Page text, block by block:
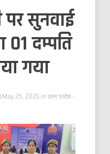
पर सुनवाई
01 दम्पति
गया
May 25, 2025 in उत्तर प्रदेश -